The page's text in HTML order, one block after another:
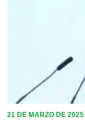
21 DE MARZO DE 2025